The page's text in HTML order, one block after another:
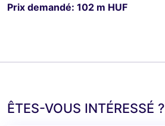
Prix demandé: 102 m HUF
ÊTES-VOUS INTÉRESSÉ ?